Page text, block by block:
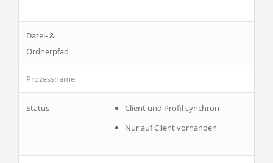
Datei- &
Ordnerpfad
Prozessname
Status
Client und Profil synchron
Nur auf Client vorhanden